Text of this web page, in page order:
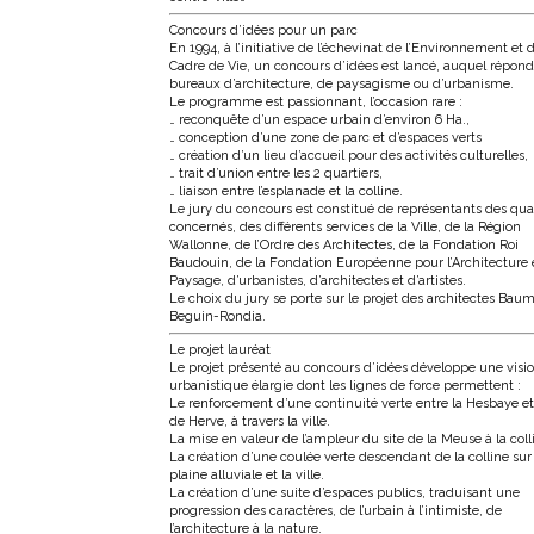
Concours d’idées pour un parc
En 1994, à l’initiative de l’échevinat de l’Environnement et
Cadre de Vie, un concours d’idées est lancé, auquel
bureaux d’architecture, de paysagisme ou d’urbanisme.
Le programme est passionnant, l’occasion rare :
… reconquête d’un espace urbain d’environ 6 Ha.,
… conception d’une zone de parc et d’espaces verts
… création d’un lieu d’accueil pour des activités culturelles,
… trait d’union entre les 2 quartiers,
… liaison entre l’esplanade et la colline.
Le jury du concours est constitué de représentants des
concernés, des différents services de la Ville, de la Région
Wallonne, de l’Ordre des Architectes, de la Fondation Roi
Baudouin, de la Fondation Européenne pour l’Architecture
Paysage, d’urbanistes, d’architectes et d’artistes.
Le choix du jury se porte sur le projet des architectes
Beguin-Rondia.
Le projet lauréat
Le projet présenté au concours d’idées développe une
urbanistique élargie dont les lignes de force permettent :
Le renforcement d’une continuité verte entre la Hesbaye
de Herve, à travers la ville.
La mise en valeur de l’ampleur du site de la Meuse à la
La création d’une coulée verte descendant de la colline sur
plaine alluviale et la ville.
La création d’une suite d’espaces publics, traduisant une
progression des caractères, de l’urbain à l’intimiste, de
l’architecture à la nature.